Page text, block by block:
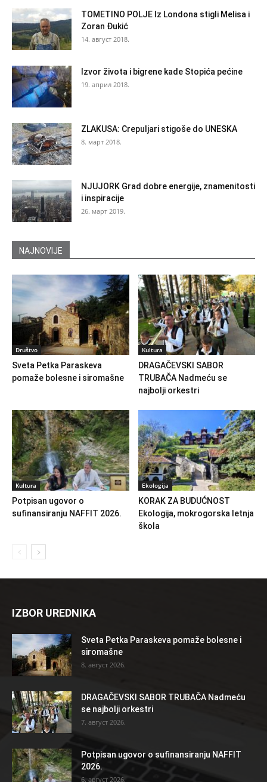
TOMETINO POLJE Iz Londona stigli Melisa i
Zoran Đukić
14. август 2018.
Izvor života i bigrene kade Stopića pećine
19. април 2018.
ZLAKUSA: Crepuljari stigoše do UNESKA
8. март 2018.
NJUJORK Grad dobre energije, znamenitosti
i inspiracije
26. март 2019.
NAJNOVIJE
Društvo
Sveta Petka Paraskeva
pomaže bolesne i siromašne
Kultura
DRAGAČEVSKI SABOR
TRUBAČA Nadmeću se
najbolji orkestri
Kultura
Potpisan ugovor o
sufinansiranju NAFFIT 2026.
Ekologija
KORAK ZA BUDUĆNOST
Ekologija, mokrogorska letnja
škola
IZBOR UREDNIKA
Sveta Petka Paraskeva pomaže bolesne i
siromašne
8. август 2026.
DRAGAČEVSKI SABOR TRUBAČA Nadmeću
se najbolji orkestri
7. август 2026.
Potpisan ugovor o sufinansiranju NAFFIT
2026.
6. август 2026.